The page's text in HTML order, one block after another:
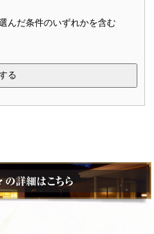
んだ条件のいずれかを含む
る